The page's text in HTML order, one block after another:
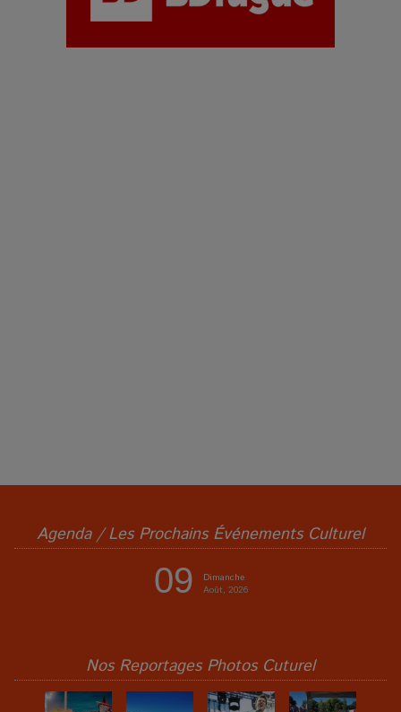
Agenda / Les Prochains Événements Culturel
09
Dimanche
Août, 2026
Nos Reportages Photos Cuturel